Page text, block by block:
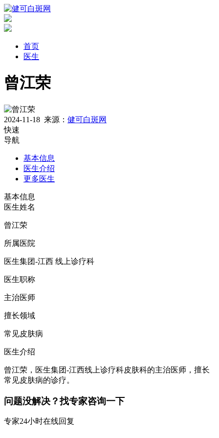
首页
医生
曾江荣
2024-11-18 来源： 健可白斑网
快速
导航
基本信息
医生介绍
更多医生
基本信息
医生姓名
曾江荣
所属医院
医生集团-江西 线上诊疗科
医生职称
主治医师
擅长领域
常见皮肤病
医生介绍
曾江荣，医生集团-江西线上诊疗科皮肤科的主治医师，擅长
常见皮肤病的诊疗。
问题没解决？找专家咨询一下
专家24小时在线回复